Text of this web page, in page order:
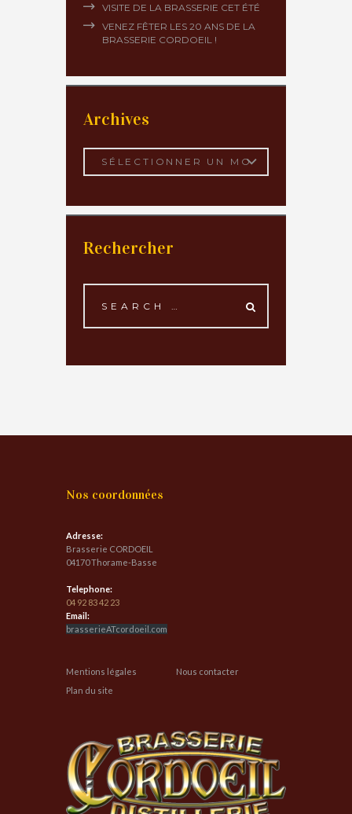
VISITE DE LA BRASSERIE CET ÉTÉ
VENEZ FÊTER LES 20 ANS DE LA
BRASSERIE CORDOEIL !
Archives
Rechercher
Nos coordonnées
Adresse:
Brasserie CORDOEIL
04170 Thorame-Basse
Telephone:
04 92 83 42 23
Email:
brasserieATcordoeil.com
Mentions légales
Nous contacter
Plan du site